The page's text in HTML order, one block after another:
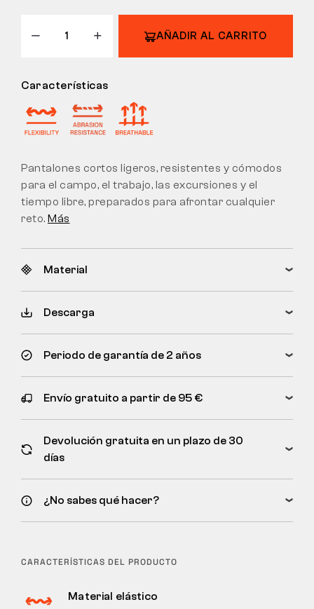
AÑADIR AL CARRITO
Características
Pantalones cortos ligeros, resistentes y cómodos
para el campo, el trabajo, las excursiones y el
tiempo libre, preparados para afrontar cualquier
reto. Más
Material
Descarga
Periodo de garantía de 2 años
Envío gratuito a partir de 95 €
Devolución gratuita en un plazo de 30
días
¿No sabes qué hacer?
CARACTERÍSTICAS DEL PRODUCTO
Material elástico